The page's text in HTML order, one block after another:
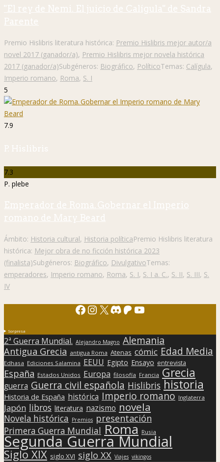
"El rey de Nemi. El juicio de Calígula" de Sandra
Parente
Premio Hislibris literatura histórica: Premio Hislibris mejor autor/a
novel 2017 (ganador/a), Premio Hislibris mejor novela histórica
2017 (ganador/a)Subgéneros: Biográfico, PolíticoTemas: Calígula,
Imperio romano, Roma, S. I
5
7.9
P. Hislibris
7.3
P. plebe
Emperador de Roma. Gobernar el Imperio
romano de Mary Beard
Ámbito: Historia cultural, Historia políticaPremio Hislibris literatura
histórica: Mejor obra de no ficción histórica 2023
(finalista)Subgéneros: Biográfico, DivulgativoTemas:
emperadores, Imperio romano, Roma, S. I, S. I a. C., S. II, S. III, S.
IV
Facebook
Instagram
X Discord
Patreon
YouTube
Sorpresa
2ª Guerra Mundial. Alejandro Magno Alemania
Antigua Grecia antigua Roma Atenas cómic Edad Media
Edhasa Ediciones Salamina EEUU Egipto Ensayo entrevista
España Estados Unidos Europa filosofía Francia Grecia
guerra Guerra civil española Hislibris historia
Historia de España histórica Imperio romano Inglaterra
Japón libros literatura nazismo novela
Novela histórica Premios presentación
Primera Guerra Mundial Roma Rusia
Segunda Guerra Mundial
Siglo XIX siglo XVI siglo XX Viajes vikingos